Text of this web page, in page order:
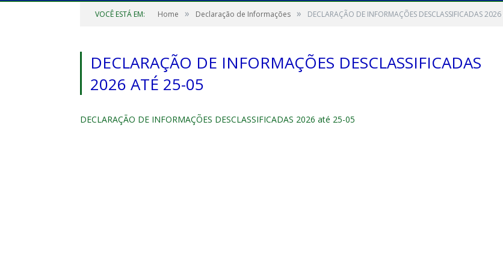
VOCÊ ESTÁ EM: Home » Declaração de Informações » DECLARAÇÃO DE INFORMAÇÕES DESCLASSIFICADAS
DECLARAÇÃO DE INFORMAÇÕES DESCLASSIFICADAS
2026 ATÉ 25-05
DECLARAÇÃO DE INFORMAÇÕES DESCLASSIFICADAS 2026 até 25-05